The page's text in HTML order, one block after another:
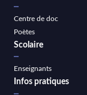
Centre de doc
Poètes
Scolaire
Enseignants
Infos pratiques